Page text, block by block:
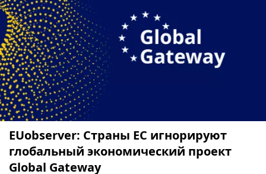
EUobserver: Страны ЕС игнорируют
глобальный экономический проект
Global Gateway